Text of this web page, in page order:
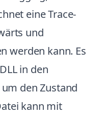
eine Trace-
und
werden kann. Es
in den
den Zustand
kann mit